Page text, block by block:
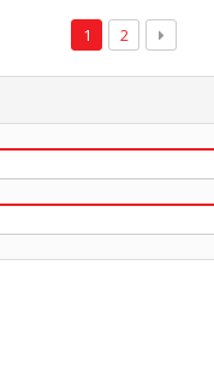
1 2